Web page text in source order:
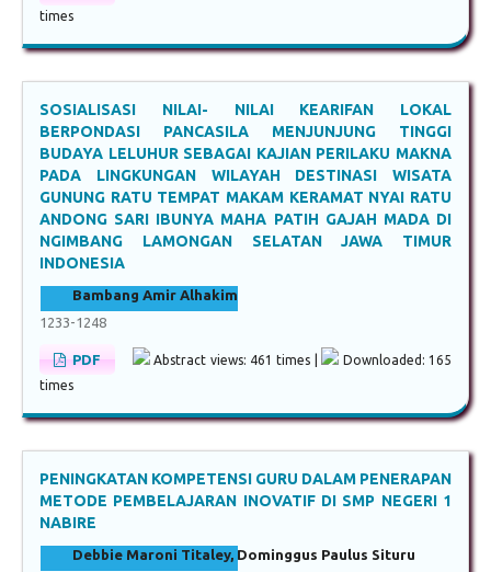
times
SOSIALISASI NILAI- NILAI KEARIFAN LOKAL
BERPONDASI PANCASILA MENJUNJUNG TINGGI
BUDAYA LELUHUR SEBAGAI KAJIAN PERILAKU MAKNA
PADA LINGKUNGAN WILAYAH DESTINASI WISATA
GUNUNG RATU TEMPAT MAKAM KERAMAT NYAI RATU
ANDONG SARI IBUNYA MAHA PATIH GAJAH MADA DI
NGIMBANG LAMONGAN SELATAN JAWA TIMUR
INDONESIA
Bambang Amir Alhakim
1233-1248
PDF Abstract views: 461 times |
Downloaded: 165
times
PENINGKATAN KOMPETENSI GURU DALAM PENERAPAN
METODE PEMBELAJARAN INOVATIF DI SMP NEGERI 1
NABIRE
Debbie Maroni Titaley, Dominggus Paulus Situru